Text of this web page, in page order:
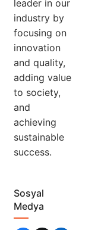
leader in our
industry by
focusing on
innovation
and quality,
adding value
to society,
and
achieving
sustainable
success.
Sosyal
Medya